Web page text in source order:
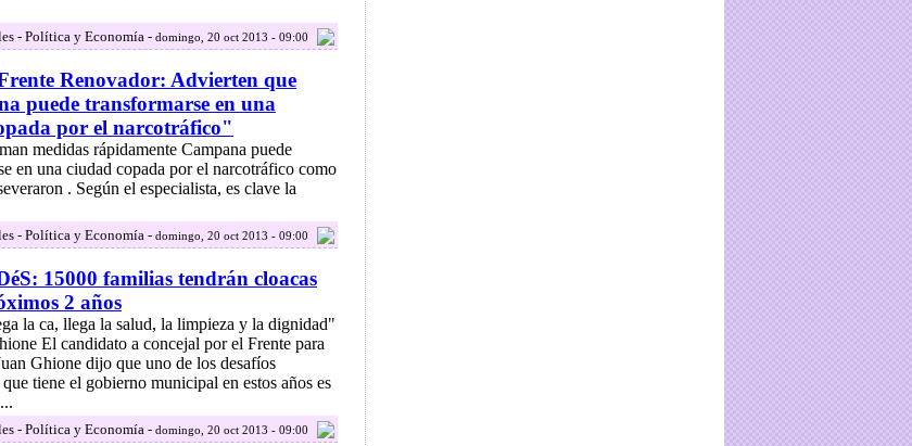
- Política y Economía - domingo, 20 oct 2013 - 09:00
Renovador: Advierten que
puede transformarse en una
por el narcotráfico"
medidas rápidamente Campana puede
en una ciudad copada por el narcotráfico como
. Según el especialista, es clave la
- Política y Economía - domingo, 20 oct 2013 - 09:00
15000 familias tendrán cloacas
2 años
la ca, llega la salud, la limpieza y la dignidad"
El candidato a concejal por el Frente para
Ghione dijo que uno de los desafíos
tiene el gobierno municipal en estos años es
- Política y Economía - domingo, 20 oct 2013 - 09:00